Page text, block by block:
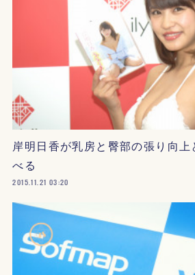
岸明日香が乳房と臀部の張り向
べる
2015.11.21 03:20